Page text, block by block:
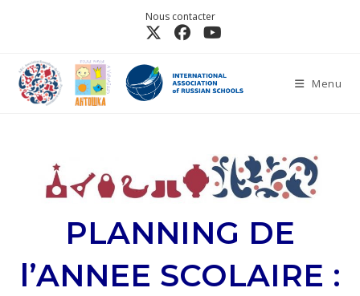
Nous contacter
Menu
PLANNING DE
l’ANNEE SCOLAIRE :